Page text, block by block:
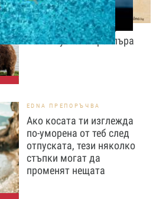
Българският филм "Баба
и Меца" със световна
премиера в Сараево
2026. Пуснаха трейлъра
EDNA ПРЕПОРЪЧВА
Ако косата ти изглежда
по-уморена от теб след
отпуската, тези няколко
стъпки могат да
променят нещата